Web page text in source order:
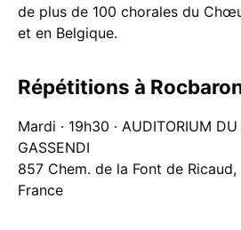
de plus de 100 chorales du
et en Belgique.
Répétitions à
Mardi · 19h30 · AUDITORIUM DU
GASSENDI
857 Chem. de la Font de
France